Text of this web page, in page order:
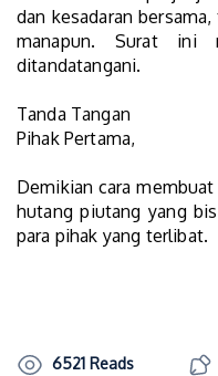
dan kesadaran
manapun. Surat ini
ditandatangani.
Tanda Tangan
Pihak Pertama,
Demikian cara
hutang piutang yang
para pihak yang terlibat.
6521 Reads